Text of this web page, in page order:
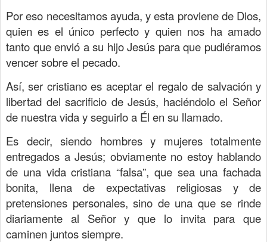
Por eso necesitamos ayuda, y esta proviene de Dios,
quien es el único perfecto y quien nos ha amado
tanto que envió a su hijo Jesús para que pudiéramos
vencer sobre el pecado.
Así, ser cristiano es aceptar el regalo de salvación y
libertad del sacrificio de Jesús, haciéndolo el Señor
de nuestra vida y seguirlo a Él en su llamado.
Es decir, siendo hombres y mujeres totalmente
entregados a Jesús; obviamente no estoy hablando
de una vida cristiana “falsa”, que sea una fachada
bonita, llena de expectativas religiosas y de
pretensiones personales, sino de una que se rinde
diariamente al Señor y que lo invita para que
caminen juntos siempre.